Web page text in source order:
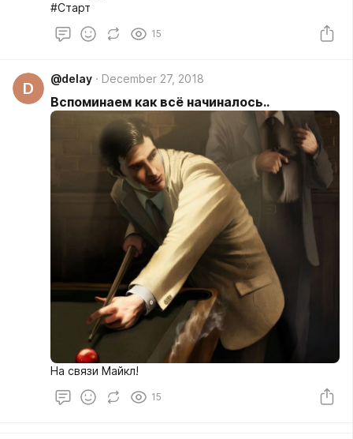
#Старт
15
D
@delay December 27, 2018
Вспоминаем как всё начиналось..
На связи Майкл!
15